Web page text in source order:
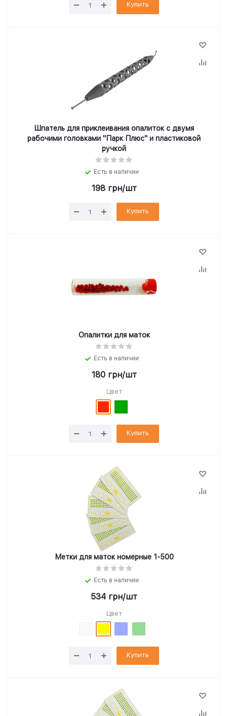
Купить
Шпатель для приклеивания опалиток с двумя
рабочими головками "Парк Плюс" и пластиковой
ручкой
Есть в наличии
198грн/шт
Купить
Опалитки для маток
Есть в наличии
180грн/шт
Цвет
Купить
Метки для маток номерные 1-500
Есть в наличии
534 грн/шт
Цвет
Купить